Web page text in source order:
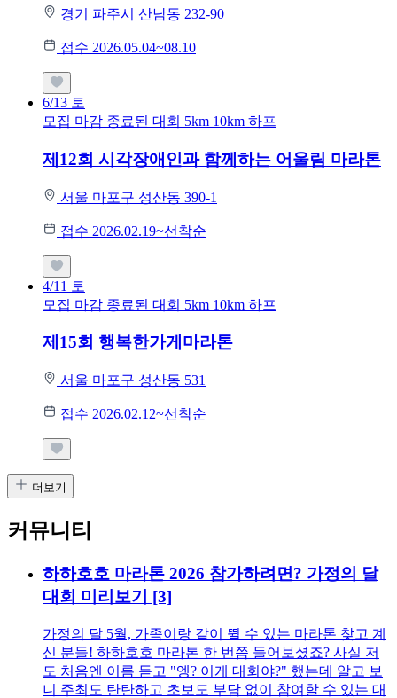
경기 파주시 산남동 232-90
접수 2026.05.04~08.10
6/13 토
모집 마감 종료된 대회 5km 10km 하프
제12회 시각장애인과 함께하는 어울림 마라톤
서울 마포구 성산동 390-1
접수 2026.02.19~선착순
4/11 토
모집 마감 종료된 대회 5km 10km 하프
제15회 행복한가게마라톤
서울 마포구 성산동 531
접수 2026.02.12~선착순
더보기
커뮤니티
하하호호 마라톤 2026 참가하려면? 가정의 달
대회 미리보기 [3]
가정의 달 5월, 가족이랑 같이 뛸 수 있는 마라톤 찾고 계
신 분들! 하하호호 마라톤 한 번쯤 들어보셨죠? 사실 저
도 처음엔 이름 듣고 "엥? 이게 대회야?" 했는데 알고 보
니 주최도 탄탄하고 초보도 부담 없이 참여할 수 있는 대